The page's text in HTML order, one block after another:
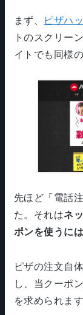
まず、 ピザハ
トのスクリー
イトでも同様
先ほど「電話
た。それはネ
ポンを使うに
ピザの注文自
し、当クーポ
を求められます